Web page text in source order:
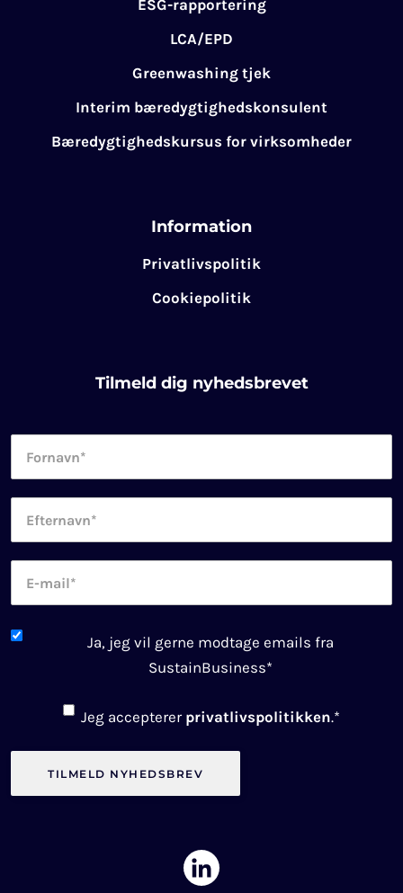
ESG-rapportering
LCA/EPD
Greenwashing tjek
Interim bæredygtighedskonsulent
Bæredygtighedskursus for virksomheder
Information
Privatlivspolitik
Cookiepolitik
Tilmeld dig nyhedsbrevet
NewsletterJa, jeg vil gerne modtage emails fra
SustainBusiness*
Consent *
Jeg accepterer privatlivspolitikken.*